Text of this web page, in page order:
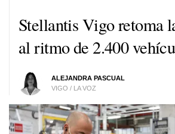
Stellantis Vigo retoma
al ritmo de 2.400
ALEJANDRA PASCUAL
VIGO / LA VOZ